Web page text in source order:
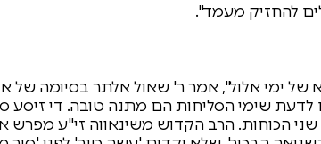
להחזיק מעמד".
של ימי אלול", אמר ר' שאול אלתר בסיומה של
שימי הסליחות הם מתנה טובה. די זיסע
הכוחות. הרב הקדוש משינאווה זי"ע